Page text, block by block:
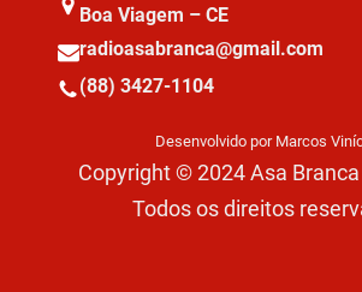
Boa Viagem – CE
radioasabranca@gmail.com
(88) 3427-1104
Desenvolvido por Marcos
Copyright © 2024 Asa
Todos os direitos